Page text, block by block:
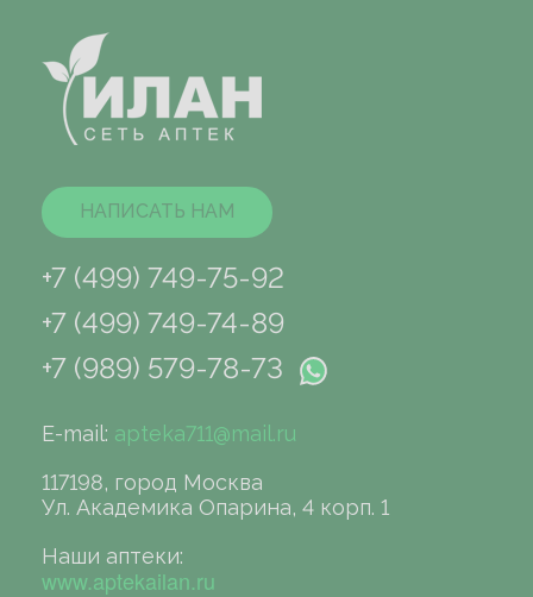
НАПИСАТЬ НАМ
+7 (499) 749-75-92
+7 (499) 749-74-89
+7 (989) 579-78-73
E-mail: apteka711@mail.ru
117198, город Москва
Ул. Академика Опарина, 4 корп. 1
Наши аптеки:
www.aptekailan.ru